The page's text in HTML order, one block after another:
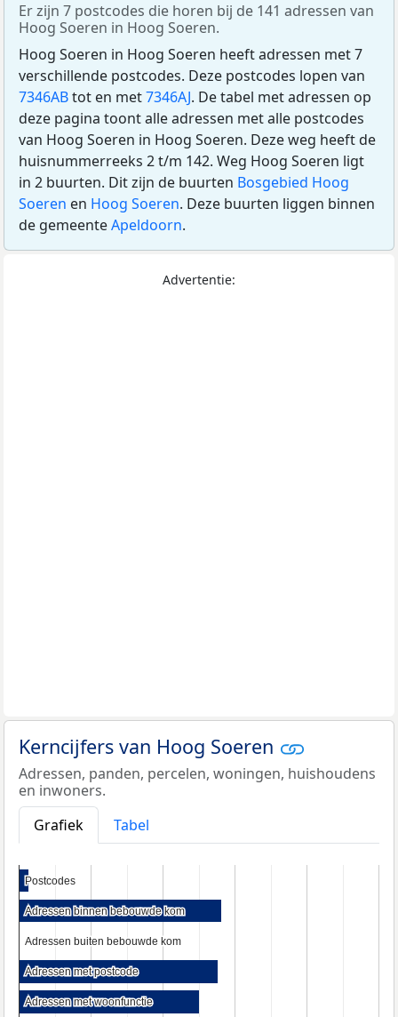
Er zijn 7 postcodes die horen bij de 141 adressen van
Hoog Soeren in Hoog Soeren.
Hoog Soeren in Hoog Soeren heeft adressen met 7
verschillende postcodes. Deze postcodes lopen van
7346ABtot en met7346AJ. De tabel met adressen op
deze pagina toont alle adressen met alle postcodes
van Hoog Soeren in Hoog Soeren. Deze weg heeft de
huisnummerreeks 2 t/m 142. Weg Hoog Soeren ligt
in 2 buurten. Dit zijn de buurten Bosgebied Hoog
Soeren en Hoog Soeren. Deze buurten liggen binnen
de gemeenteApeldoorn.
Advertentie:
Kerncijfers van Hoog Soeren
Adressen, panden, percelen, woningen, huishoudens
en inwoners.
Grafiek
Tabel
Postcodes
Postcodes
Adressen binnen bebouwde kom
Adressen binnen bebouwde kom
Adressen buiten bebouwde kom
Adressen buiten bebouwde kom
Adressen met postcode
Adressen met postcode
Adressen met woonfunctie
Adressen met woonfunctie